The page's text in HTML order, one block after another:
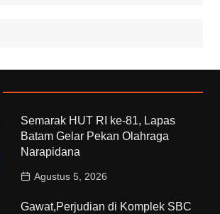
Semarak HUT RI ke-81, Lapas
Batam Gelar Pekan Olahraga
Narapidana
Agustus 5, 2026
Gawat,Perjudian di Komplek SBC